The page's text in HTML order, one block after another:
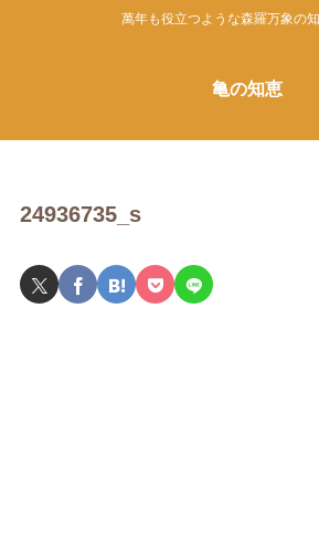
萬年も役立つような森羅万象の
亀の知恵
24936735_s